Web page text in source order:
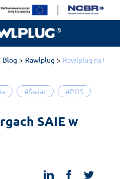
Blog Rawlplug Rawlplug na
#Świat #POS
SAIE w
linkedinfacebook